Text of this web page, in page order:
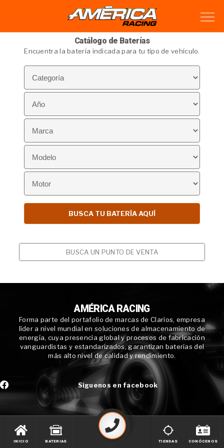
Catálogo de Baterías
Encuentra la batería indicada para tu tipo de vehículo.
BUSCA UN PUNTO DE VENTA
AMÉRICA RACING
Forma parte del portafolio de marcas de Clarios, empresa
líder a nivel mundial en soluciones de almacenamiento de
energía, cuya presencia global y procesos de fabricación
vanguardistas y estandarizados, garantizan baterías del
más alto nivel de calidad y rendimiento.
Síguenos en facebook
INICIO BATERIAS TIENDAS CONÓCENOS